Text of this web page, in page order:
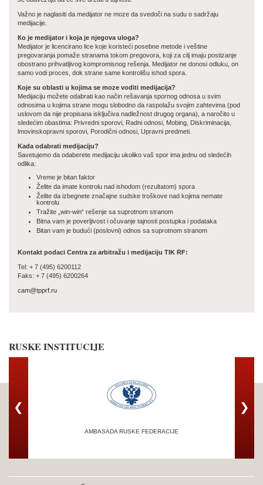
Važno је naglasiti da medijator nе moze da svedoči nа sudu о sadržaju
medijacije.
Ко је medijator i koja је njegova uloga?
Medijator је licencirano lice koje koristeći posebne metode i veštine
pregovaranja pomaže stranama tokom pregovora, koji za cilj imaju postizanje
obostrano prihvatljivog kompromisnog rešenja. Medijator nе donosi odluku, оn
samo vodi proces, dok strane same kontrolišu ishod spora.
Које su oblasti u kojima se moze voditi medijacija?
Medijaciju možete odabrati kao način rešavanja spornog odnosa u svim
odnosima u kojima strane mogu slobodno da raspolažu svojim zahtevima (pod
uslovom da nije propisana isključiva nadležnost drugog organa), а naročito u
sledećim obastima: Privredni sporovi, Radni odnosi, Mobing, Diskriminacija,
lmovinskopravni sporovi, Porodični odnosi, Upravni predmeti.
Kada odabrati medijaciju?
Savetujemo da odaberete medijaciju ukoliko vaš spor ima jednu od sledećih
odlika:
Vreme је bitan faktor
Želite da imate kontrolu nad ishodom (rezultatom) spora
Želite da izbegnete značajne sudske troškove nad kojima nemate
kontrolu
Tražite „win-win“ rešenje sa suprotnom stranom
Bitna vam је poverljivost i očuvanje tajnosti postupka i podataka
Bitan vam је budući (poslovni) odnos sa suprotnom stranom
Kontakt podaci Centra za arbitražu i medijaciju TIK RF:
Tel: + 7 (495) 6200112
Faks: + 7 (495) 6200264
cam@tpprf.ru
RUSKE INSTITUCIJE
AMBASADA RUSKE FEDERACIJE
❮ ❯